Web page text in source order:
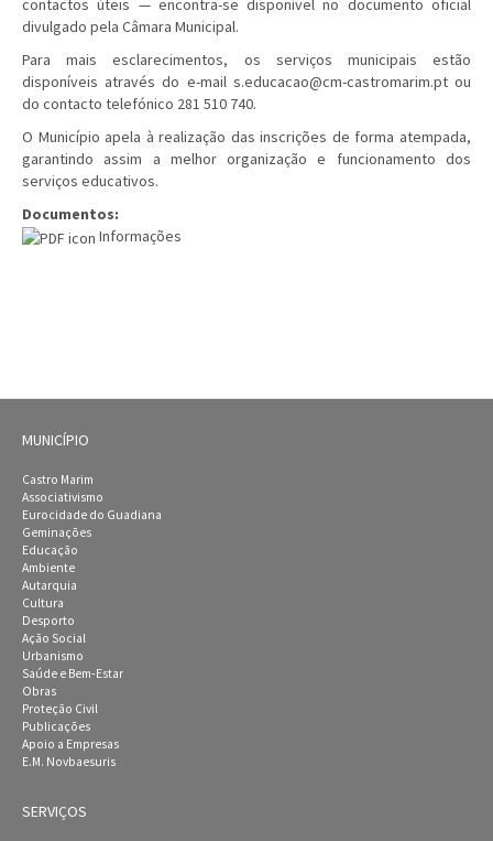
contactos úteis — encontra-se disponível no documento oficial
divulgado pela Câmara Municipal.
Para mais esclarecimentos, os serviços municipais estão
disponíveis através do e-mail s.educacao@cm-castromarim.ptou
do contacto telefónico 281 510 740.
O Município apela à realização das inscrições de forma atempada,
garantindo assim a melhor organização e funcionamento dos
serviços educativos.
Documentos:
Informações
MUNICÍPIO
Castro Marim
Associativismo
Eurocidade do Guadiana
Geminações
Educação
Ambiente
Autarquia
Cultura
Desporto
Ação Social
Urbanismo
Saúde e Bem-Estar
Obras
Proteção Civil
Publicações
Apoio a Empresas
E.M. Novbaesuris
SERVIÇOS